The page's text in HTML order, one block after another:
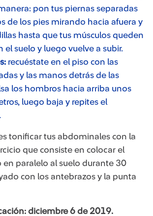
pon tus piernas separadas
de los pies mirando hacia afuera y
hasta que tus músculos queden
el suelo y luego vuelve a subir.
recuéstate en el piso con las
y las manos detrás de las
los hombros hacia arriba unos
luego baja y repites el
tonificar tus abdominales con la
que consiste en colocar el
en paralelo al suelo durante 30
con los antebrazos y la punta
diciembre 6 de 2019.